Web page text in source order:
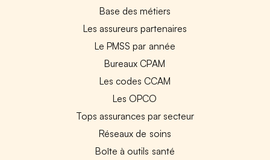
Base des métiers
Les assureurs partenaires
Le PMSS par année
Bureaux CPAM
Les codes CCAM
Les OPCO
Tops assurances par secteur
Réseaux de soins
Boîte à outils santé